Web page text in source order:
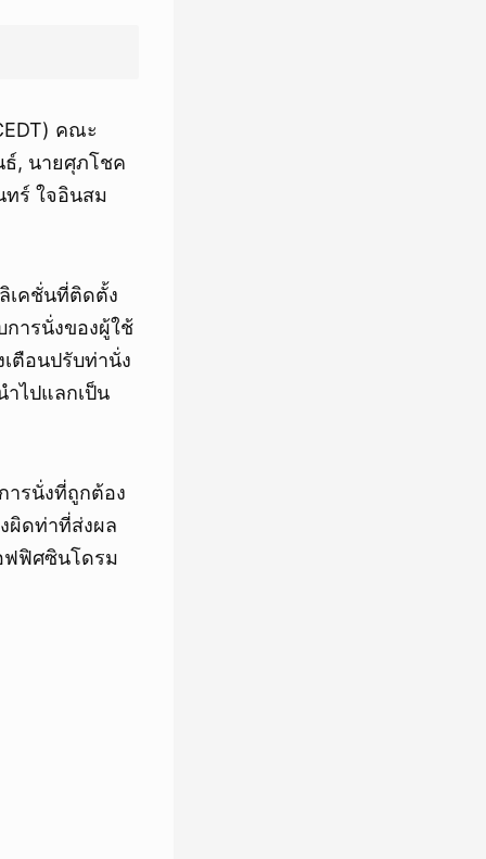
คณะ
, นายศุภโชค
ร์ ใจอินสม
เคชั่นที่ติดตั้ง
ารนั่งของผู้ใช้
ตือนปรับท่านั่ง
ไปแลกเป็น
ารนั่งที่ถูกต้อง
ผิดท่าที่ส่งผล
ฟฟิศซินโดรม